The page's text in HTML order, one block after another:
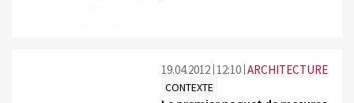
19.04.2012 12:10 ARCHITECTURE
CONTEXTE